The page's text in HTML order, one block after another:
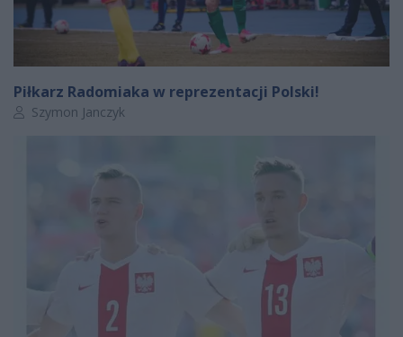
Piłkarz Radomiaka w reprezentacji Polski!
Autor artykułu:
Szymon Janczyk